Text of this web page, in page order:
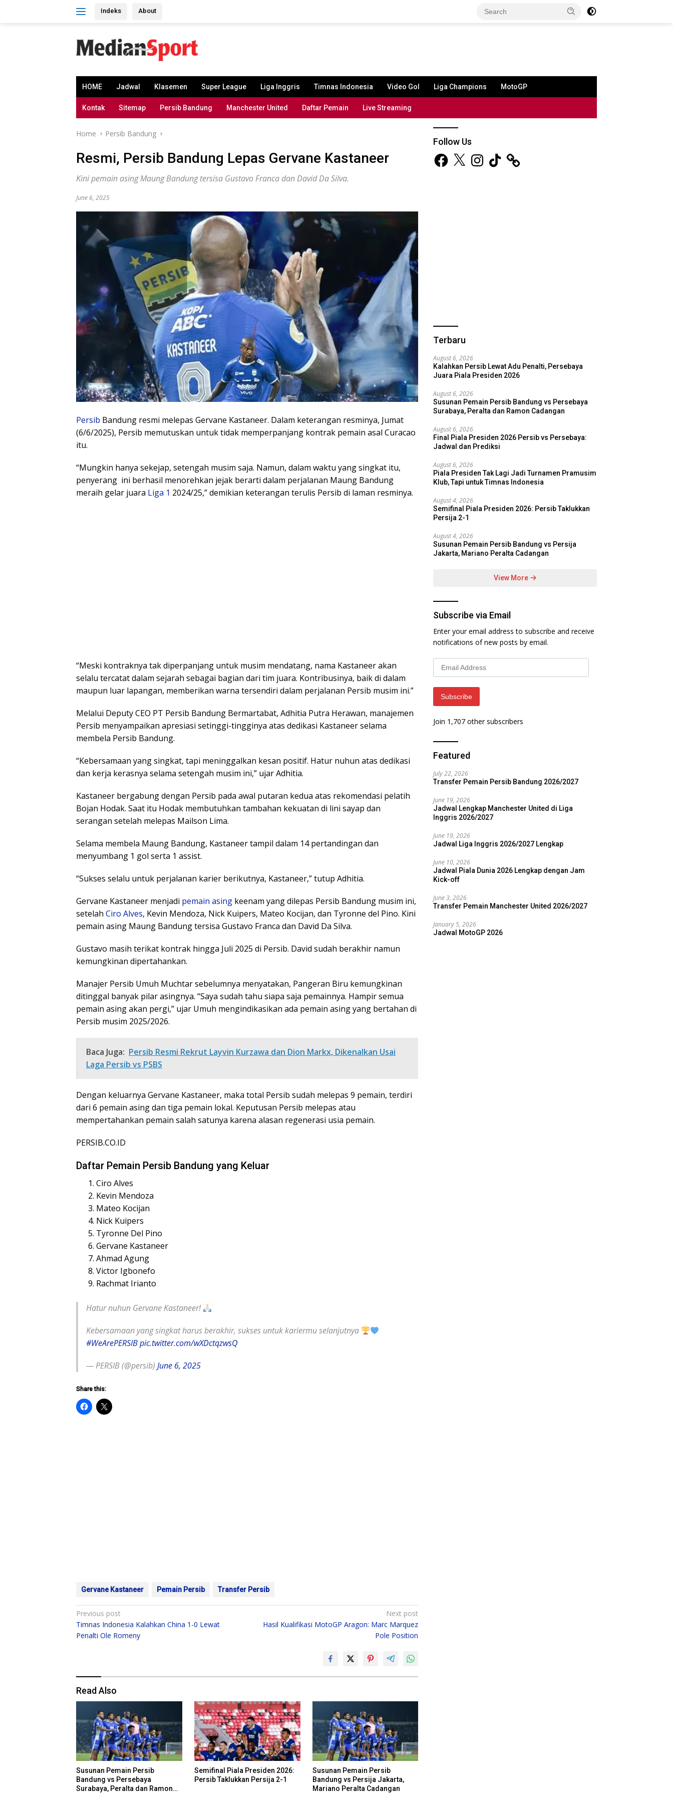
Indeks About
HOME Jadwal Klasemen Super League Liga Inggris Timnas Indonesia Video Gol Liga Champions MotoGP
Kontak Sitemap Persib Bandung Manchester United Daftar Pemain Live Streaming
Home Persib Bandung
Resmi, Persib Bandung Lepas Gervane Kastaneer
Kini pemain asing Maung Bandung tersisa Gustavo Franca dan David Da Silva.
June 6, 2025
Persib Bandung resmi melepas Gervane Kastaneer. Dalam keterangan resminya, Jumat
(6/6/2025), Persib memutuskan untuk tidak memperpanjang kontrak pemain asal Curacao
itu.
“Mungkin hanya sekejap, setengah musim saja. Namun, dalam waktu yang singkat itu,
penyerang ini berhasil menorehkan jejak berarti dalam perjalanan Maung Bandung
meraih gelar juara Liga 1 2024/25,” demikian keterangan terulis Persib di laman resminya.
“Meski kontraknya tak diperpanjang untuk musim mendatang, nama Kastaneer akan
selalu tercatat dalam sejarah sebagai bagian dari tim juara. Kontribusinya, baik di dalam
maupun luar lapangan, memberikan warna tersendiri dalam perjalanan Persib musim ini.”
Melalui Deputy CEO PT Persib Bandung Bermartabat, Adhitia Putra Herawan, manajemen
Persib menyampaikan apresiasi setinggi-tingginya atas dedikasi Kastaneer selama
membela Persib Bandung.
“Kebersamaan yang singkat, tapi meninggalkan kesan positif. Hatur nuhun atas dedikasi
dan kerja kerasnya selama setengah musim ini,” ujar Adhitia.
Kastaneer bergabung dengan Persib pada awal putaran kedua atas rekomendasi pelatih
Bojan Hodak. Saat itu Hodak membutuhkan tambahan kekuatan di lini sayap dan
serangan setelah melepas Mailson Lima.
Selama membela Maung Bandung, Kastaneer tampil dalam 14 pertandingan dan
menyumbang 1 gol serta 1 assist.
“Sukses selalu untuk perjalanan karier berikutnya, Kastaneer,” tutup Adhitia.
Gervane Kastaneer menjadi pemain asing keenam yang dilepas Persib Bandung musim ini,
setelah Ciro Alves, Kevin Mendoza, Nick Kuipers, Mateo Kocijan, dan Tyronne del Pino. Kini
pemain asing Maung Bandung tersisa Gustavo Franca dan David Da Silva.
Gustavo masih terikat kontrak hingga Juli 2025 di Persib. David sudah berakhir namun
kemungkinan dipertahankan.
Manajer Persib Umuh Muchtar sebelumnya menyatakan, Pangeran Biru kemungkinan
ditinggal banyak pilar asingnya. “Saya sudah tahu siapa saja pemainnya. Hampir semua
pemain asing akan pergi,” ujar Umuh mengindikasikan ada pemain asing yang bertahan di
Persib musim 2025/2026.
Baca Juga: Persib Resmi Rekrut Layvin Kurzawa dan Dion Markx, Dikenalkan Usai
Laga Persib vs PSBS
Dengan keluarnya Gervane Kastaneer, maka total Persib sudah melepas 9 pemain, terdiri
dari 6 pemain asing dan tiga pemain lokal. Keputusan Persib melepas atau
mempertahankan pemain salah satunya karena alasan regenerasi usia pemain.
PERSIB.CO.ID
Daftar Pemain Persib Bandung yang Keluar
Ciro Alves
Kevin Mendoza
Mateo Kocijan
Nick Kuipers
Tyronne Del Pino
Gervane Kastaneer
Ahmad Agung
Victor Igbonefo
Rachmat Irianto
Hatur nuhun Gervane Kastaneer!
Kebersamaan yang singkat harus berakhir, sukses untuk kariermu selanjutnya
#WeArePERSIBpic.twitter.com/wXDctqzwsQ
— PERSIB (@persib) June 6, 2025
Share this:
Gervane Kastaneer Pemain Persib Transfer Persib
Post
navigation
Previous post
Timnas Indonesia Kalahkan China 1-0 Lewat
Penalti Ole Romeny
Next post
Hasil Kualifikasi MotoGP Aragon: Marc Marquez
Pole Position
Read Also
Susunan Pemain Persib
Bandung vs Persebaya
Surabaya, Peralta dan Ramon
Semifinal Piala Presiden 2026:
Persib Taklukkan Persija 2-1
Susunan Pemain Persib
Bandung vs Persija Jakarta,
Mariano Peralta Cadangan
Follow Us
Facebook
X InstagramTikTok
Terbaru
August 6, 2026
Kalahkan Persib Lewat Adu Penalti, Persebaya
Juara Piala Presiden 2026
August 6, 2026
Susunan Pemain Persib Bandung vs Persebaya
Surabaya, Peralta dan Ramon Cadangan
August 6, 2026
Final Piala Presiden 2026 Persib vs Persebaya:
Jadwal dan Prediksi
August 6, 2026
Piala Presiden Tak Lagi Jadi Turnamen Pramusim
Klub, Tapi untuk Timnas Indonesia
August 4, 2026
Semifinal Piala Presiden 2026: Persib Taklukkan
Persija 2-1
August 4, 2026
Susunan Pemain Persib Bandung vs Persija
Jakarta, Mariano Peralta Cadangan
View More
Subscribe via Email
Enter your email address to subscribe and receive
notifications of new posts by email.
Email
Address
Subscribe
Join 1,707 other subscribers
Featured
July 22, 2026
Transfer Pemain Persib Bandung 2026/2027
June 19, 2026
Jadwal Lengkap Manchester United di Liga
Inggris 2026/2027
June 19, 2026
Jadwal Liga Inggris 2026/2027 Lengkap
June 10, 2026
Jadwal Piala Dunia 2026 Lengkap dengan Jam
Kick-off
June 3, 2026
Transfer Pemain Manchester United 2026/2027
January 5, 2026
Jadwal MotoGP 2026